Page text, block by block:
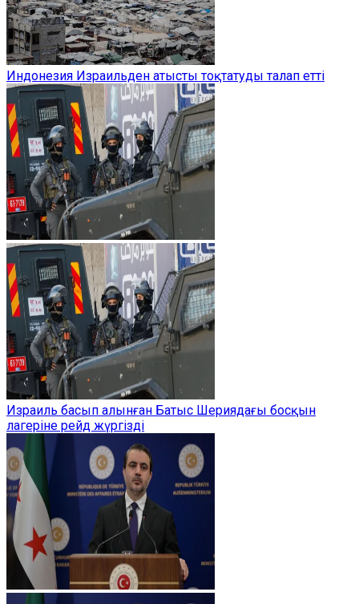
Индонезия Израильден атысты тоқтатуды талап етті
Израиль басып алынған Батыс Шериядағы босқын
лагеріне рейд жүргізді